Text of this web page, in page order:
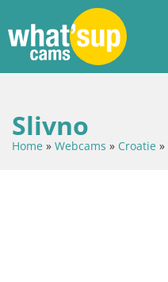
Slivno
Home » Webcams » Croatie »